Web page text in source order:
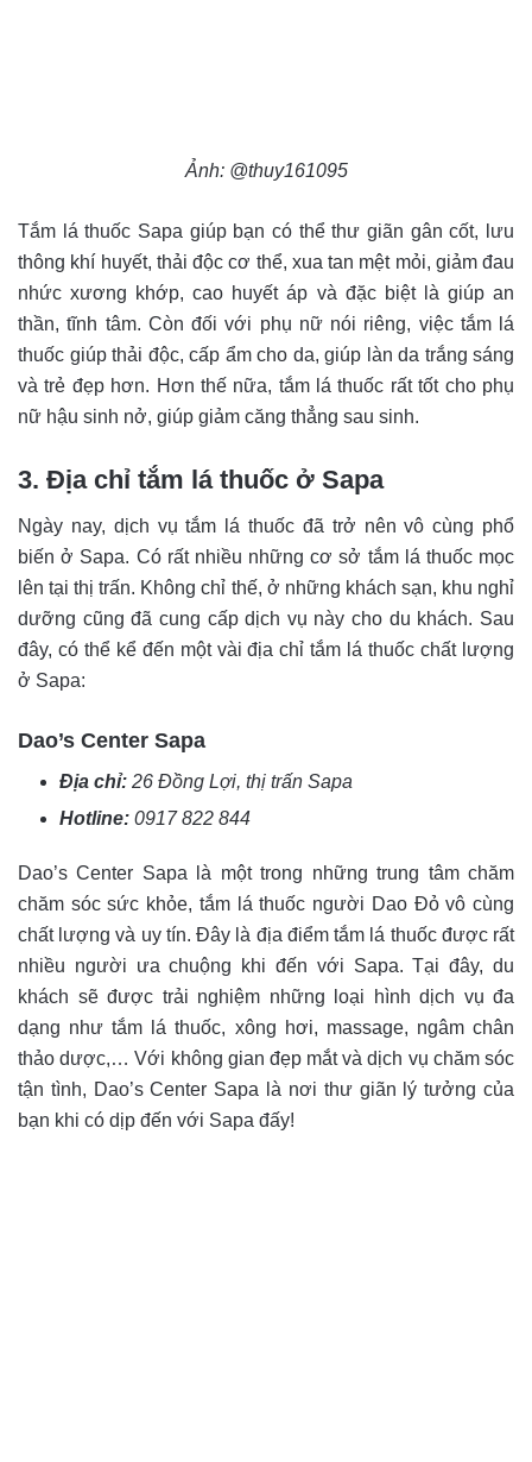
Ảnh: @thuy161095
Tắm lá thuốc Sapa giúp bạn có thể thư giãn gân cốt, lưu
thông khí huyết, thải độc cơ thể, xua tan mệt mỏi, giảm đau
nhức xương khớp, cao huyết áp và đặc biệt là giúp an
thần, tĩnh tâm. Còn đối với phụ nữ nói riêng, việc tắm lá
thuốc giúp thải độc, cấp ẩm cho da, giúp làn da trắng sáng
và trẻ đẹp hơn. Hơn thế nữa, tắm lá thuốc rất tốt cho phụ
nữ hậu sinh nở, giúp giảm căng thẳng sau sinh.
3. Địa chỉ tắm lá thuốc ở Sapa
Ngày nay, dịch vụ tắm lá thuốc đã trở nên vô cùng phổ
biến ở Sapa. Có rất nhiều những cơ sở tắm lá thuốc mọc
lên tại thị trấn. Không chỉ thế, ở những khách sạn, khu nghỉ
dưỡng cũng đã cung cấp dịch vụ này cho du khách. Sau
đây, có thể kể đến một vài địa chỉ tắm lá thuốc chất lượng
ở Sapa:
Dao’s Center Sapa
Địa chỉ: 26 Đồng Lợi, thị trấn Sapa
Hotline: 0917 822 844
Dao’s Center Sapa là một trong những trung tâm chăm
chăm sóc sức khỏe, tắm lá thuốc người Dao Đỏ vô cùng
chất lượng và uy tín. Đây là địa điểm tắm lá thuốc được rất
nhiều người ưa chuộng khi đến với Sapa. Tại đây, du
khách sẽ được trải nghiệm những loại hình dịch vụ đa
dạng như tắm lá thuốc, xông hơi, massage, ngâm chân
thảo dược,… Với không gian đẹp mắt và dịch vụ chăm sóc
tận tình, Dao’s Center Sapa là nơi thư giãn lý tưởng của
bạn khi có dịp đến với Sapa đấy!